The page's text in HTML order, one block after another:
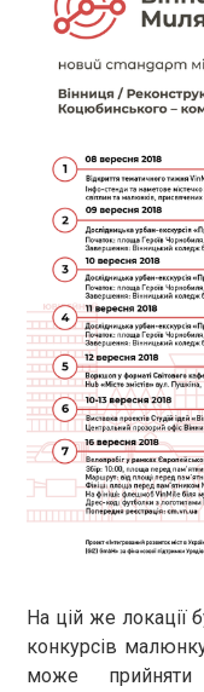
На цій же локації
конкурсів
може